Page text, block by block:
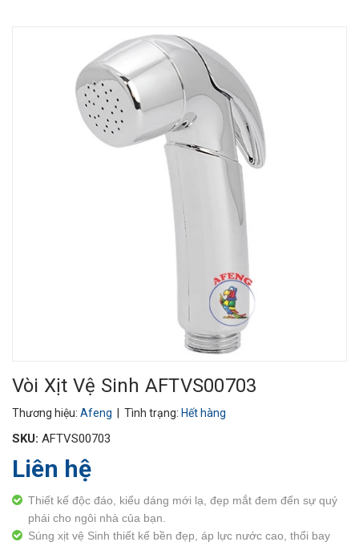
Vòi Xịt Vệ Sinh AFTVS00703
Thương hiệu: Afeng | Tình trạng: Hết hàng
SKU: AFTVS00703
Liên hệ
Thiết kế độc đáo, kiểu dáng mới lạ, đẹp mắt đem đến sự quý
phái cho ngôi nhà của bạn.
Súng xịt vệ Sinh thiết kế bền đẹp, áp lực nước cao, thổi bay